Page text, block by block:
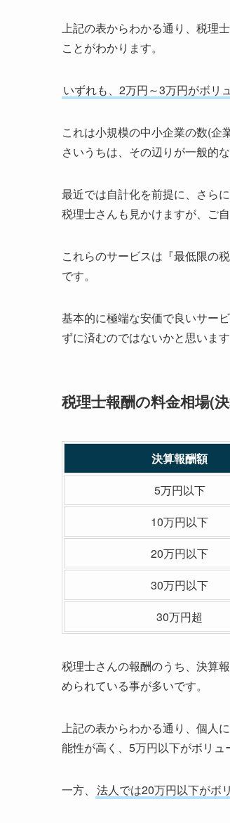
上記の表からわかる通り、税理
ことがわかります。
いずれも、2万円～3万円がボリ
これは小規模の中小企業の数(企
さいうちは、その辺りが一般的
最近では自計化を前提に、さら
税理士さんも見かけますが、ご
これらのサービスは『最低限の
です。
基本的に極端な安価で良いサー
ずに済むのではないかと思います
税理士報酬の料金相場(
決算報酬額
5万円以下
10万円以下
20万円以下
30万円以下
30万円超
税理士さんの報酬のうち、決算
められている事が多いです。
上記の表からわかる通り、個人
能性が高く、5万円以下がボリュ
一方、 法人では20万円以下がボ